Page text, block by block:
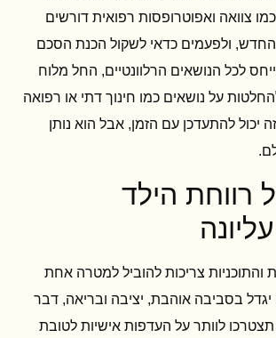
צוואה ואפוטרופסות רפואית דורשים
החדש, ולפעמים כדאי לשקול הכנת הסכם
לכל הנושאים הרלוונטיים, החל מלוח
על נושאים כמו חינוך דתי או רפואה
יכול להתעדכן עם הזמן, אבל הוא נותן
רווחת הילד
והתוכניות צריכות להוביל למטרה אחת
בסביבה אוהבת, יציבה ובריאה, דבר
לוותר על העדפות אישיות לטובת